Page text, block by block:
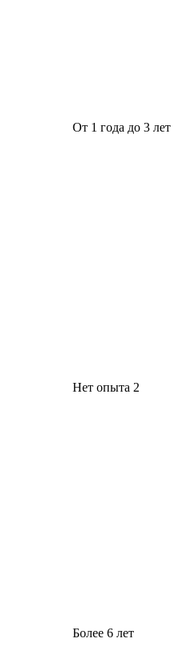
От 1 года до 3 лет
Нет опыта 2
Более 6 лет